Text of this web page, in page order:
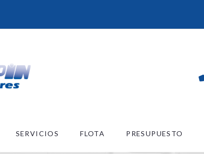
SERVICIOS FLOTA PRESUPUESTO